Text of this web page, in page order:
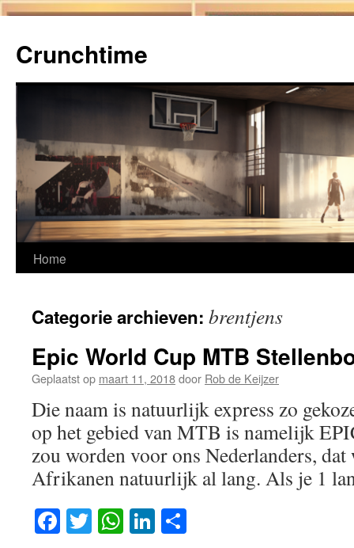
de
inhoud
Crunchtime
Home
Categorie archieven: brentjens
Epic World Cup MTB
Geplaatst op maart 11, 2018door Rob de Keijzer
Die naam is natuurlijk express zo
op het gebied van MTB is namelijk
zou worden voor ons Nederlanders,
Afrikanen natuurlijk al lang. Als je 1
Facebook
TwitterWhatsApp
LinkedIn